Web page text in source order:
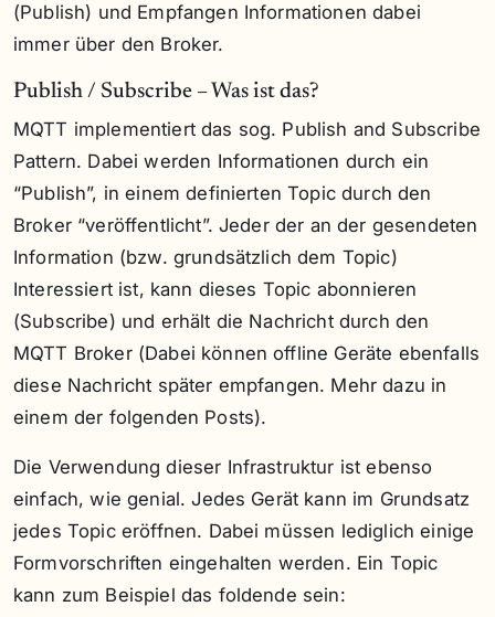
(Publish) und Empfangen Informationen dabei
immer über den Broker.
Publish / Subscribe – Was ist das?
MQTT implementiert das sog. Publish and Subscribe
Pattern. Dabei werden Informationen durch ein
“Publish”, in einem definierten Topic durch den
Broker “veröffentlicht”. Jeder der an der gesendeten
Information (bzw. grundsätzlich dem Topic)
Interessiert ist, kann dieses Topic abonnieren
(Subscribe) und erhält die Nachricht durch den
MQTT Broker (Dabei können offline Geräte ebenfalls
diese Nachricht später empfangen. Mehr dazu in
einem der folgenden Posts).
Die Verwendung dieser Infrastruktur ist ebenso
einfach, wie genial. Jedes Gerät kann im Grundsatz
jedes Topic eröffnen. Dabei müssen lediglich einige
Formvorschriften eingehalten werden. Ein Topic
kann zum Beispiel das foldende sein: